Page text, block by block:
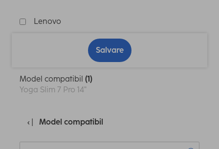
Lenovo
Salvare
Model compatibil (1)
Yoga Slim 7 Pro 14"
Model compatibil